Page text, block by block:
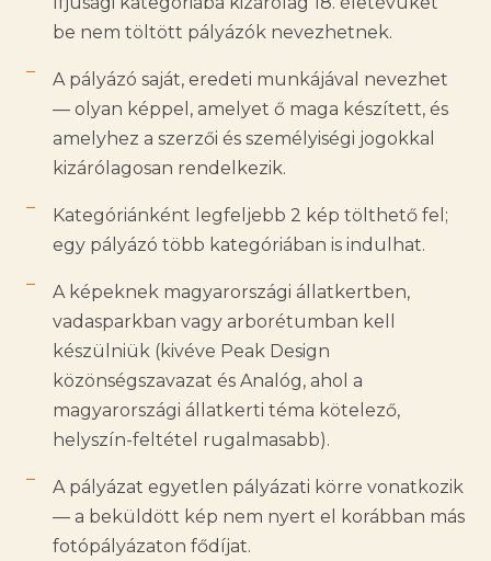
be nem töltött pályázók nevezhetnek.
A pályázó saját, eredeti munkájával nevezhet
— olyan képpel, amelyet ő maga készített, és
amelyhez a szerzői és személyiségi jogokkal
kizárólagosan rendelkezik.
Kategóriánként legfeljebb 2 kép tölthető fel;
egy pályázó több kategóriában is indulhat.
A képeknek magyarországi állatkertben,
vadasparkban vagy arborétumban kell
készülniük (kivéve Peak Design
közönségszavazat és Analóg, ahol a
magyarországi állatkerti téma kötelező,
helyszín-feltétel rugalmasabb).
A pályázat egyetlen pályázati körre vonatkozik
— a beküldött kép nem nyert el korábban más
fotópályázaton fődíjat.